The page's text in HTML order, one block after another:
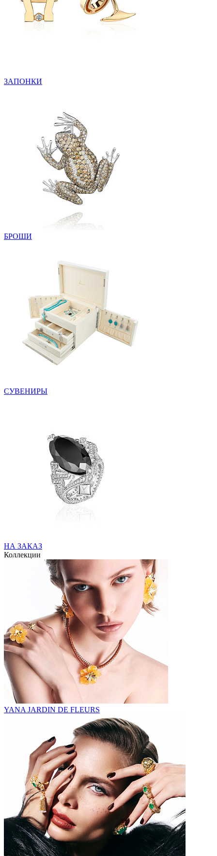
ЗАПОНКИ
БРОШИ
СУВЕНИРЫ
НА ЗАКАЗ
Коллекции
YANA JARDIN DE FLEURS